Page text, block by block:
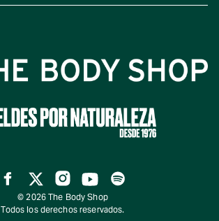
© 2026 The Body Shop
Todos los derechos reservados.
Facebook
TwitterInstagram
YouTube